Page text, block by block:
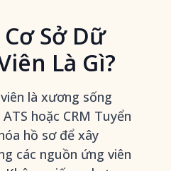
Sở Dữ
Là Gì?
là xương sống
hoặc CRM Tuyển
hồ sơ để xây
các nguồn ứng viên